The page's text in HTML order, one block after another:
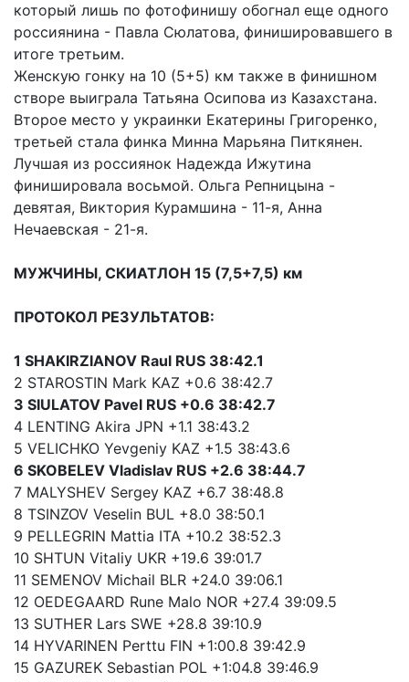
который лишь по фотофинишу обогнал еще одного
россиянина - Павла Сюлатова, финишировавшего в
итоге третьим.
Женскую гонку на 10 (5+5) км также в финишном
створе выиграла Татьяна Осипова из Казахстана.
Второе место у украинки Екатерины Григоренко,
третьей стала финка Минна Марьяна Питкянен.
Лучшая из россиянок Надежда Ижутина
финишировала восьмой. Ольга Репницына -
девятая, Виктория Курамшина - 11-я, Анна
Нечаевская - 21-я.
МУЖЧИНЫ, СКИАТЛОН 15 (7,5+7,5) км
ПРОТОКОЛ РЕЗУЛЬТАТОВ:
1 SHAKIRZIANOV Raul RUS 38:42.1
2 STAROSTIN Mark KAZ +0.6 38:42.7
3 SIULATOV Pavel RUS +0.6 38:42.7
4 LENTING Akira JPN +1.1 38:43.2
5 VELICHKO Yevgeniy KAZ +1.5 38:43.6
6 SKOBELEV Vladislav RUS +2.6 38:44.7
7 MALYSHEV Sergey KAZ +6.7 38:48.8
8 TSINZOV Veselin BUL +8.0 38:50.1
9 PELLEGRIN Mattia ITA +10.2 38:52.3
10 SHTUN Vitaliy UKR +19.6 39:01.7
11 SEMENOV Michail BLR +24.0 39:06.1
12 OEDEGAARD Rune Malo NOR +27.4 39:09.5
13 SUTHER Lars SWE +28.8 39:10.9
14 HYVARINEN Perttu FIN +1:00.8 39:42.9
15 GAZUREK Sebastian POL +1:04.8 39:46.9